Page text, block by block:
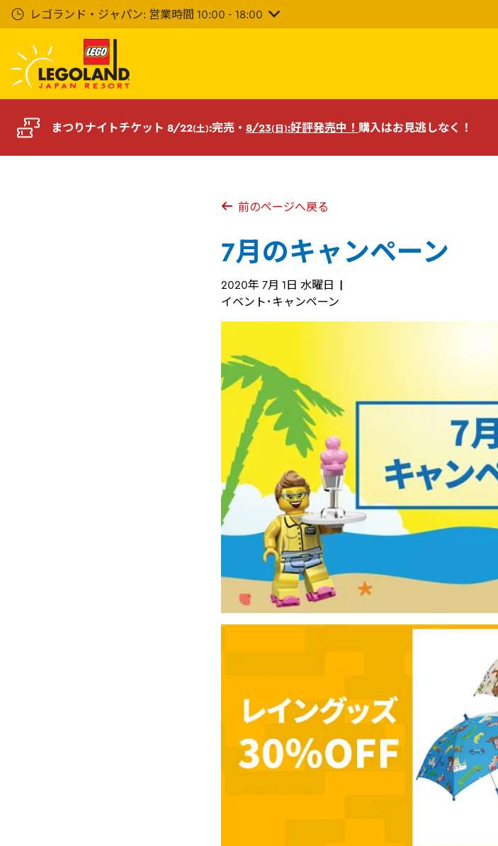
イ
レゴランド・ジャパン: 営業時間 10:00 - 18:00
まつりナイトチケット 8/22(土):完売・ 8/23(日):好評発売中！ 購入はお見逃しなく！
前のページへ戻る
7月のキャンペーン
2020年 7月 1日 水曜日
イベント･キャンペーン